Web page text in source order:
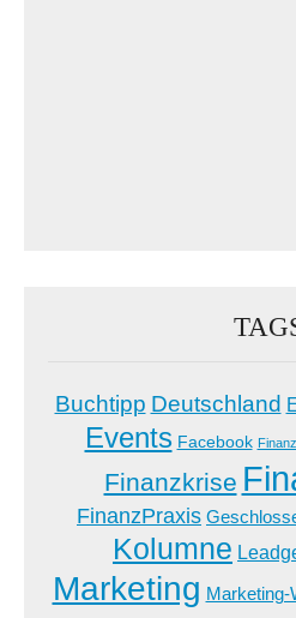
Buchtipp Deutschland
Events Facebook
Finanzkrise
FinanzPraxis
Kolumne
Marketing Marketing-